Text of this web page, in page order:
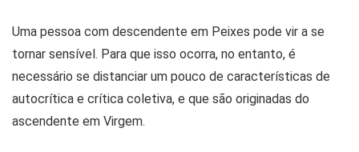
Uma pessoa com descendente em Peixes pode vir a se
tornar sensível. Para que isso ocorra, no entanto, é
necessário se distanciar um pouco de características de
autocrítica e crítica coletiva, e que são originadas do
ascendente em Virgem.